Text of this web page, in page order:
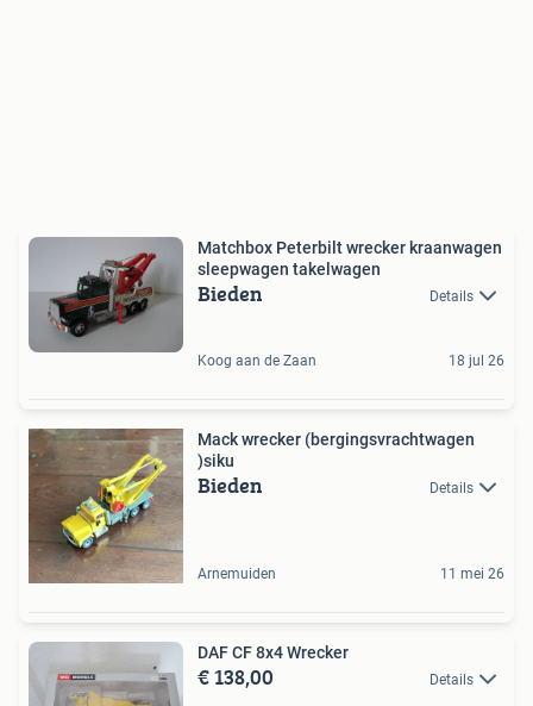
Matchbox Peterbilt wrecker kraanwagen
sleepwagen takelwagen
Bieden Details
Koog aan de Zaan 18 jul 26
Mack wrecker (bergingsvrachtwagen
)siku
Bieden Details
Arnemuiden 11 mei 26
DAF CF 8x4 Wrecker
€ 138,00 Details